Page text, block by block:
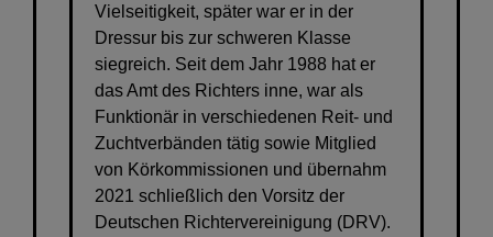
Vielseitigkeit, später war er in der
Dressur bis zur schweren Klasse
siegreich. Seit dem Jahr 1988 hat er
das Amt des Richters inne, war als
Funktionär in verschiedenen Reit- und
Zuchtverbänden tätig sowie Mitglied
von Körkommissionen und übernahm
2021 schließlich den Vorsitz der
Deutschen Richtervereinigung (DRV).